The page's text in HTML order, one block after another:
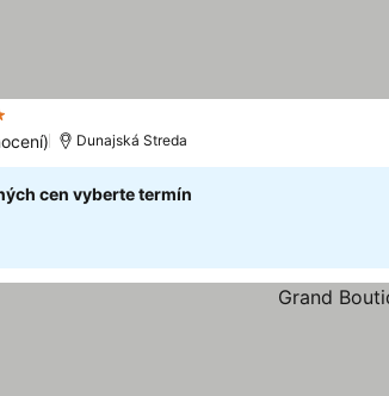
hvězdiček
Dunajská Streda
cen vyberte termín